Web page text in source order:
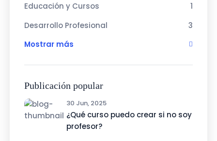
Educación y Cursos
1
Desarrollo Profesional
3
Mostrar más
Publicación popular
30 Jun, 2025
¿Qué curso puedo crear si no soy
profesor?